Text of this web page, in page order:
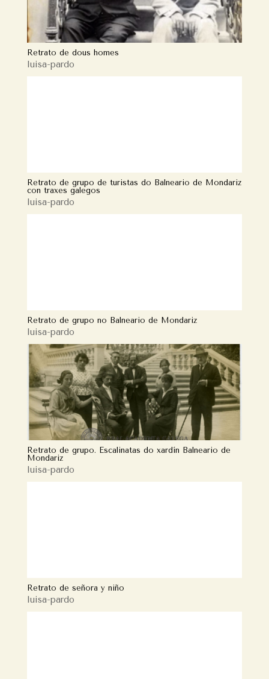
Retrato de dous homes
luisa-pardo
Retrato de grupo de turistas do Balneario de Mondariz
con traxes galegos
luisa-pardo
Retrato de grupo no Balneario de Mondariz
luisa-pardo
Retrato de grupo. Escalinatas do xardín Balneario de
Mondariz
luisa-pardo
Retrato de señora y niño
luisa-pardo